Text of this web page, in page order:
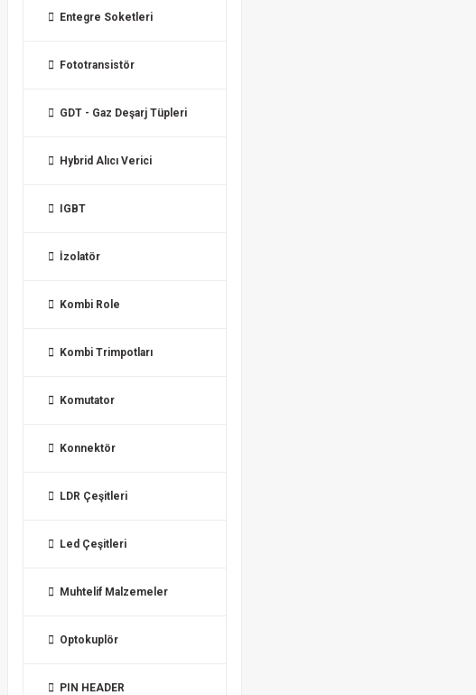
Entegre Soketleri
Fototransistör
GDT - Gaz Deşarj Tüpleri
Hybrid Alıcı Verici
IGBT
İzolatör
Kombi Role
Kombi Trimpotları
Komutator
Konnektör
LDR Çeşitleri
Led Çeşitleri
Muhtelif Malzemeler
Optokuplör
PIN HEADER